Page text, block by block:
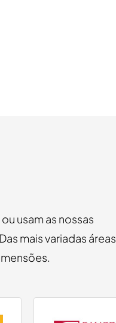
usam as nossas
mais variadas áreas